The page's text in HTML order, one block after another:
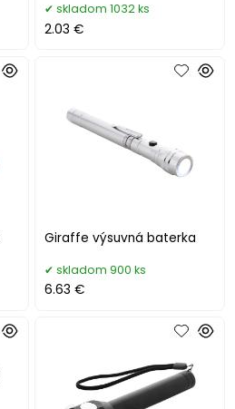
skladom 1032 ks
2.03 €
Giraffe výsuvná baterka
skladom 900 ks
6.63 €